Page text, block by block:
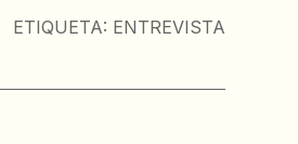
ETIQUETA: ENTREVISTA